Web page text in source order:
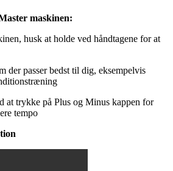
maskinen:
husk at holde ved håndtagene for at
der passer bedst til dig, eksempelvis
at trykke på Plus og Minus kappen for
tempo